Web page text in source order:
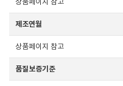
제조연월
상품페이지 참고
품질보증기준